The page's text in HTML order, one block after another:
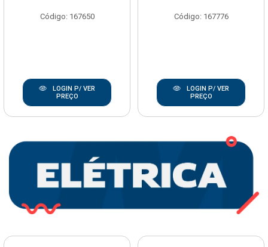
Código: 167650
LOGIN P/ VER
PREÇO
Código: 167776
LOGIN P/ VER
PREÇO